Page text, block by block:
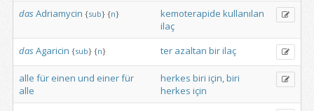
dasAdriamycin {sub} {n} kemoterapide kullanılan
ilaç
dasAgaricin {sub} {n} ter azaltan birilaç
alle für einen und einerfür
alle
herkes biri için,biri
herkes için